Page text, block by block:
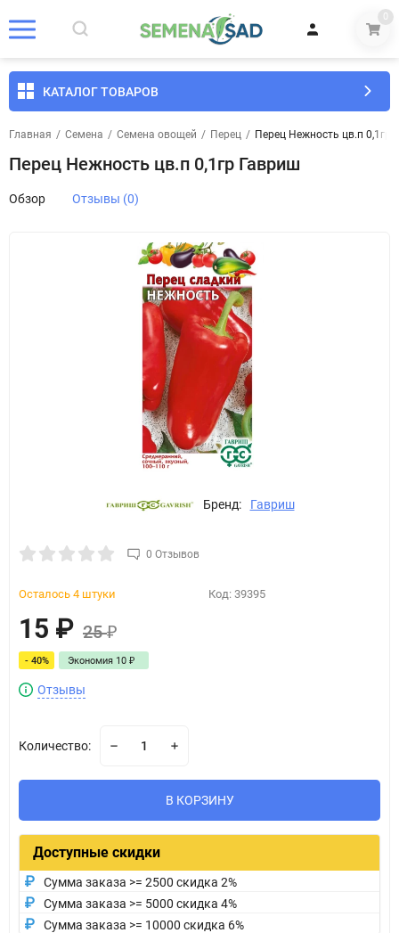
0
КАТАЛОГ ТОВАРОВ
Главная / Семена / Семена овощей / Перец / Перец Нежность цв.п 0,1гр
Перец Нежность цв.п 0,1гр Гавриш
Обзор Отзывы (0)
Бренд: Гавриш
0 Отзывов
Осталось 4 штуки Код: 39395
15 ₽ 25₽
- 40% Экономия 10 ₽
Отзывы
Количество:
В КОРЗИНУ
Доступные скидки
Сумма заказа >= 2500 скидка 2%
Сумма заказа >= 5000 скидка 4%
Сумма заказа >= 10000 скидка 6%